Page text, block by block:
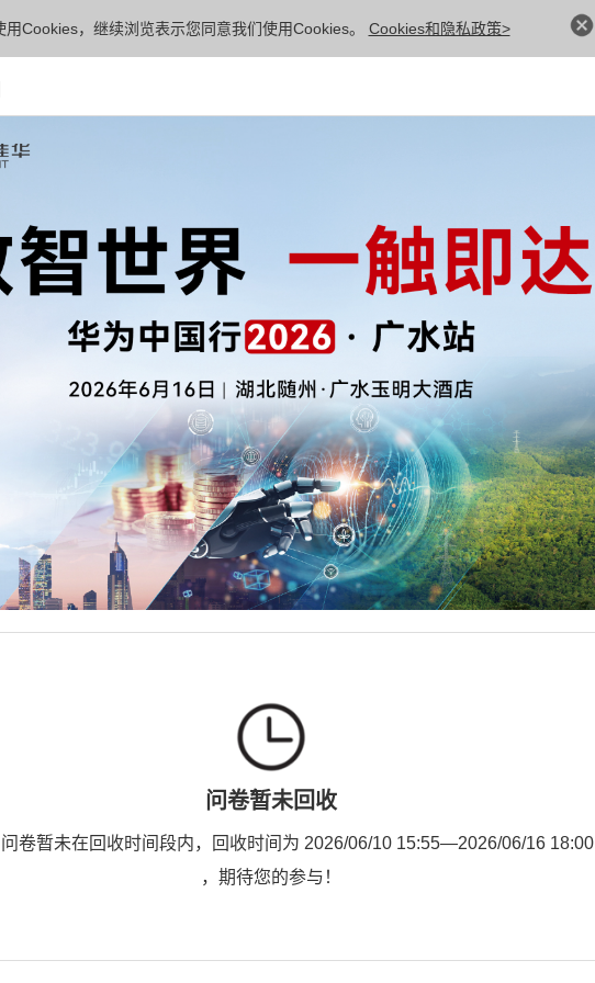
用Cookies，继续浏览表示您同意我们使用Cookies。 Cookies和隐私政策>
问卷暂未回收
卷暂未在回收时间段内，回收时间为 2026/06/10 15:55—2026/06/16 18:00
，期待您的参与！